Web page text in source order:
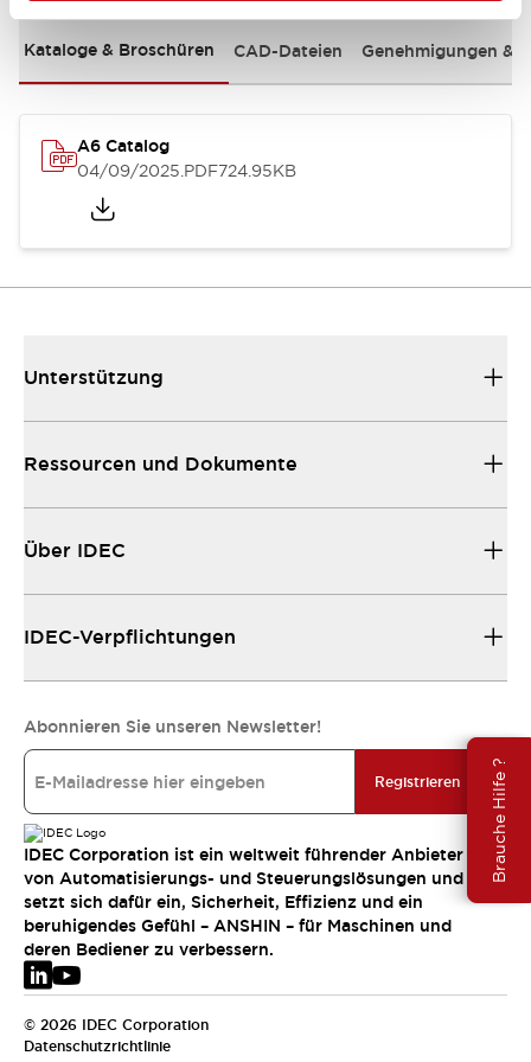
Brauche Hilfe ?
Kataloge & Broschüren CAD-Dateien Genehmigungen &
A6 Catalog
04/09/2025.PDF724.95KB
Unterstützung
Ressourcen und Dokumente
Über IDEC
IDEC-Verpflichtungen
Abonnieren Sie unseren Newsletter!
Registrieren
IDEC Corporation ist ein weltweit führender Anbieter
von Automatisierungs- und Steuerungslösungen und
setzt sich dafür ein, Sicherheit, Effizienz und ein
beruhigendes Gefühl – ANSHIN – für Maschinen und
deren Bediener zu verbessern.
© 2026 IDEC Corporation
Datenschutzrichtlinie